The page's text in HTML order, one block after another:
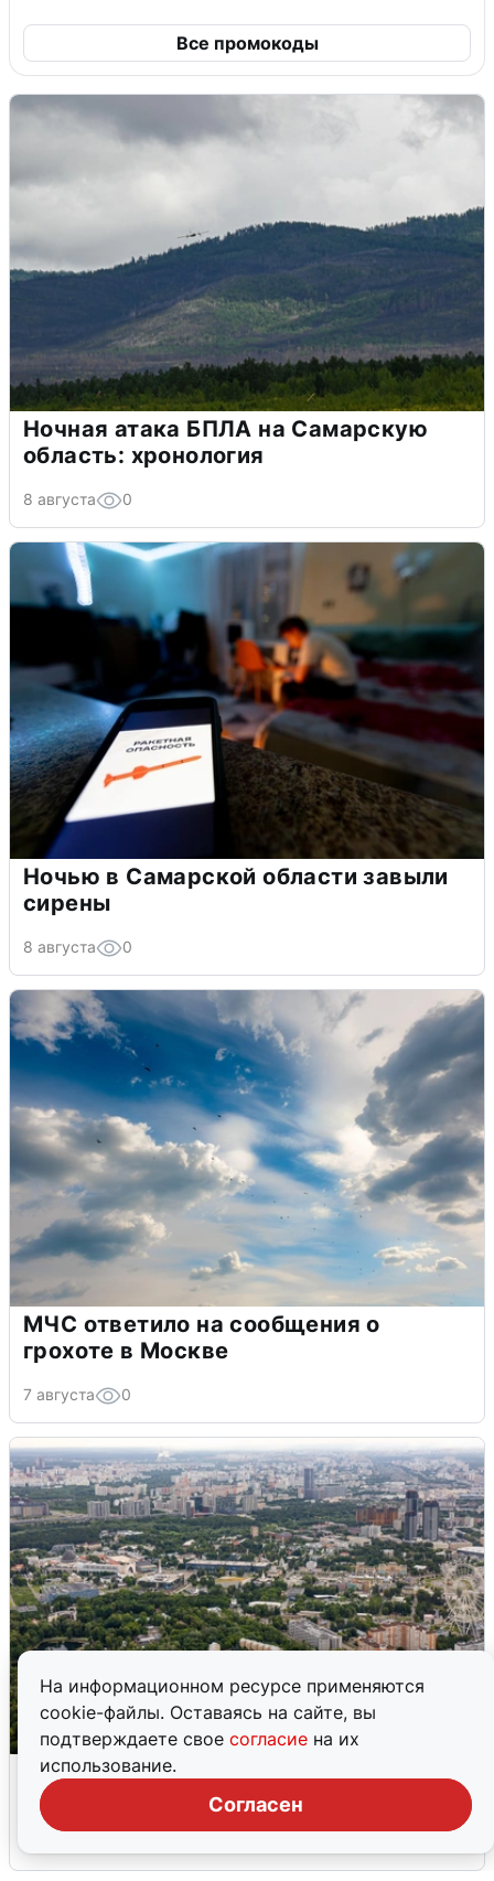
На информационном ресурсе применяются
cookie-файлы. Оставаясь на сайте, вы
подтверждаете свое согласие на их
использование.
Согласен
Все промокоды
Ночная атака БПЛА на Самарскую
область: хронология
8 августа 0
Ночью в Самарской области завыли
сирены
8 августа 0
МЧС ответило на сообщения о
грохоте в Москве
7 августа 0
Москвичи услышали грохот, похожий
на взрыв